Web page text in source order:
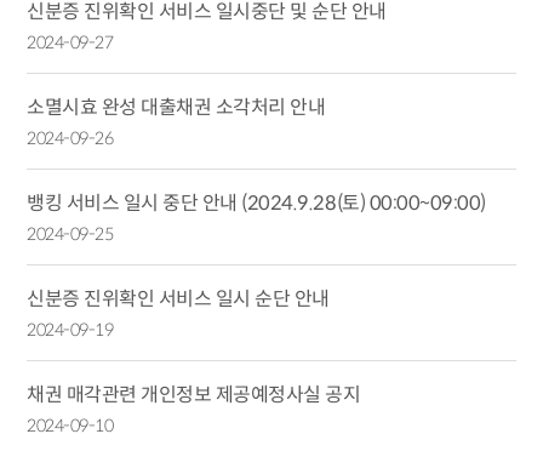
신분증 진위확인 서비스 일시중단 및 순단 안내
2024-09-27
소멸시효 완성 대출채권 소각처리 안내
2024-09-26
뱅킹 서비스 일시 중단 안내 (2024.9.28(토) 00:00~09:00)
2024-09-25
신분증 진위확인 서비스 일시 순단 안내
2024-09-19
채권 매각관련 개인정보 제공예정사실 공지
2024-09-10